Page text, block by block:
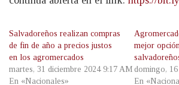
Salvadoreños realizan compras
de fin de año a precios justos
en los agromercados
martes, 31 diciembre 2024 9:17 AM
En «Nacionales»
mejor
domingo,
En